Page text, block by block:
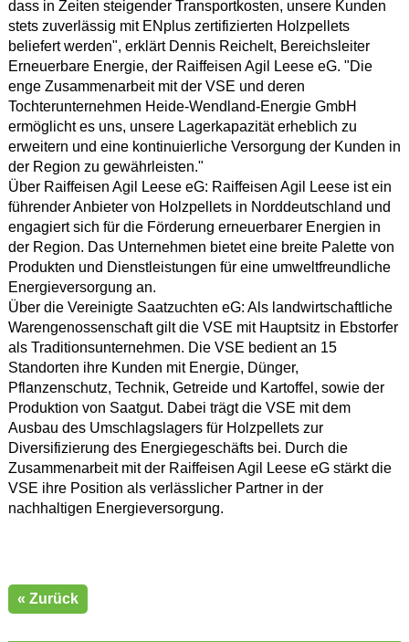
dass in Zeiten steigender Transportkosten, unsere Kunden
stets zuverlässig mit ENplus zertifizierten Holzpellets
beliefert werden", erklärt Dennis Reichelt, Bereichsleiter
Erneuerbare Energie, der Raiffeisen Agil Leese eG. "Die
enge Zusammenarbeit mit der VSE und deren
Tochterunternehmen Heide-Wendland-Energie GmbH
ermöglicht es uns, unsere Lagerkapazität erheblich zu
erweitern und eine kontinuierliche Versorgung der Kunden in
der Region zu gewährleisten."
Über Raiffeisen Agil Leese eG: Raiffeisen Agil Leese ist ein
führender Anbieter von Holzpellets in Norddeutschland und
engagiert sich für die Förderung erneuerbarer Energien in
der Region. Das Unternehmen bietet eine breite Palette von
Produkten und Dienstleistungen für eine umweltfreundliche
Energieversorgung an.
Über die Vereinigte Saatzuchten eG: Als landwirtschaftliche
Warengenossenschaft gilt die VSE mit Hauptsitz in Ebstorfer
als Traditionsunternehmen. Die VSE bedient an 15
Standorten ihre Kunden mit Energie, Dünger,
Pflanzenschutz, Technik, Getreide und Kartoffel, sowie der
Produktion von Saatgut. Dabei trägt die VSE mit dem
Ausbau des Umschlagslagers für Holzpellets zur
Diversifizierung des Energiegeschäfts bei. Durch die
Zusammenarbeit mit der Raiffeisen Agil Leese eG stärkt die
VSE ihre Position als verlässlicher Partner in der
nachhaltigen Energieversorgung.
« Zurück